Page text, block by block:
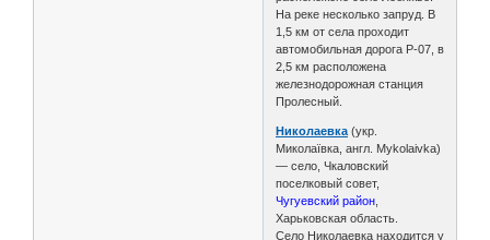
На реке несколько запруд. В
1,5 км от села проходит
автомобильная дорога Р-07, в
2,5 км расположена
железнодорожная станция
Пролесный.
Николаевка (укр.
Миколаївка, англ. Mykolaivka)
— село, Чкаловский
поселковый совет,
Чугуевский район
Харьковская область.
Село Николаевка находится у